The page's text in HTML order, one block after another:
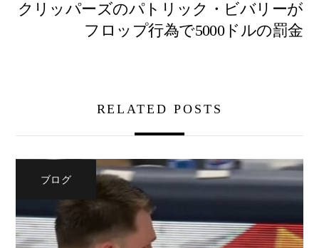
クリッパーズのパトリック・ビバリーが
フロップ行為で5000ドルの罰金
RELATED POSTS
ブログ